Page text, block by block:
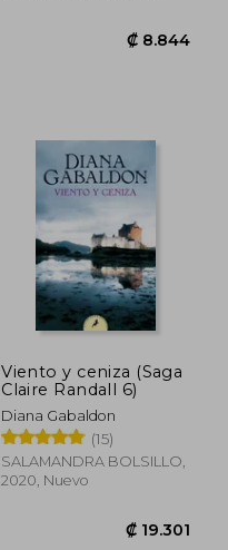
Viento y ceniza (Saga
Claire Randall 6)
Diana Gabaldon
(15)
SALAMANDRA BOLSILLO,
2020, Nuevo